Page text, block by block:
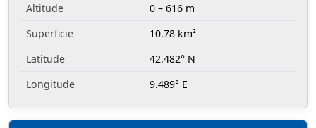
Altitude
0 – 616 m
Superficie
10.78 km²
Latitude
42.482° N
Longitude
9.489° E